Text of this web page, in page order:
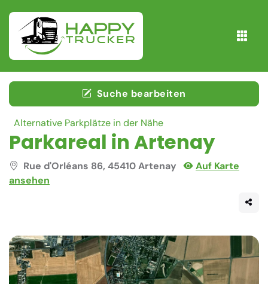
Suche bearbeiten
Alternative Parkplätze in der Nähe
Parkareal in Artenay
Rue d'Orléans 86, 45410 Artenay
Auf Karte
ansehen